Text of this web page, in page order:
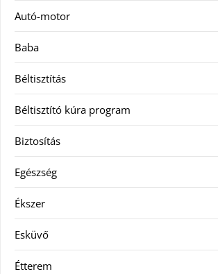
Autó-motor
Baba
Béltisztítás
Béltisztító kúra program
Biztosítás
Egészség
Ékszer
Esküvő
Étterem